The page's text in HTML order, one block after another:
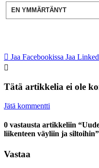
EN YMMÄRTÄNYT
Jaa Facebookissa Jaa
Tätä artikkelia ei ole
Jätä kommentti
0 vastausta artikkeliin
liikenteen väyliin ja siltoihin”
Vastaa